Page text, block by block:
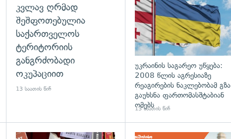
კვლავ ღრმად
შეშფოთებულია
საქართველოს
ტერიტორიის
განგრძობადი
ოკუპაციით
13 საათის წინ
უკრაინის საგარეო უწყება:
2008 წლის აგრესიაზე
რეაგირების ნაკლებობამ გზა
გაუხსნა ფართომასშტაბიან
ომებს
13 საათის წინ